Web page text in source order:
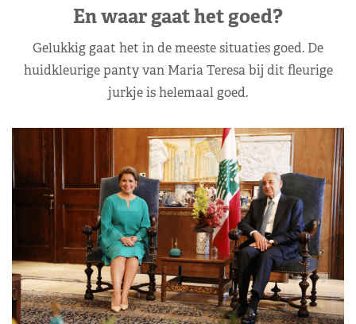
En waar gaat het goed?
Gelukkig gaat het in de meeste situaties goed. De
huidkleurige panty van Maria Teresa bij dit fleurige
jurkje is helemaal goed.